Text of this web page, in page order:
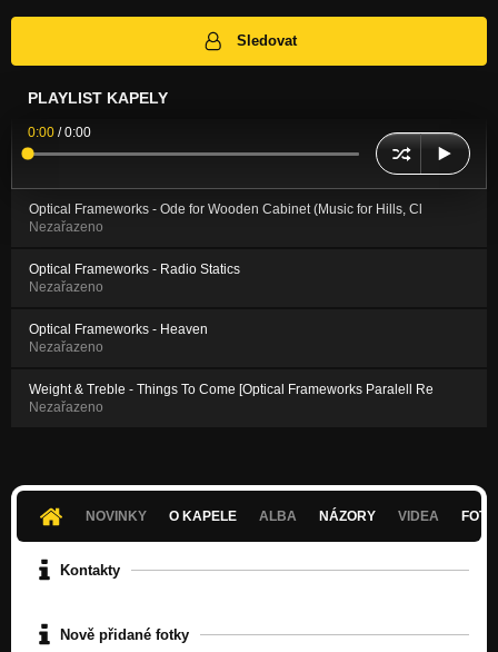
Sledovat
PLAYLIST KAPELY
0:00 /0:00
Optical Frameworks - Ode for Wooden Cabinet (Music for Hills, Cl
Nezařazeno
Optical Frameworks - Radio Statics
Nezařazeno
Optical Frameworks - Heaven
Nezařazeno
Weight & Treble - Things To Come [Optical Frameworks Paralell Re
Nezařazeno
NOVINKY O KAPELE ALBA NÁZORY VIDEA
Kontakty
Nově přidané fotky